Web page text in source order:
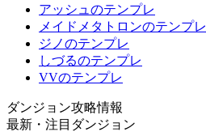
アッシュのテンプレ
メイドメタトロンのテンプレ
ジノのテンプレ
しづるのテンプレ
VVのテンプレ
ダンジョン攻略情報
最新・注目ダンジョン